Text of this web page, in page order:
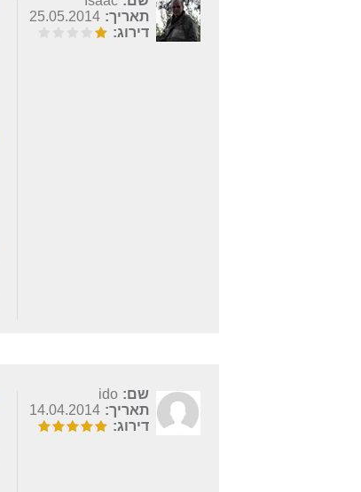
תאריך: 25.05.2014
דירוג:
שם: ido
תאריך: 14.04.2014
דירוג: